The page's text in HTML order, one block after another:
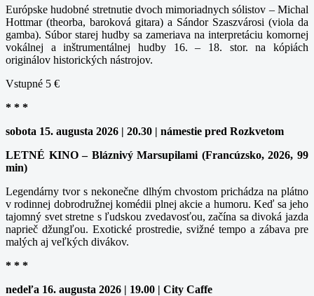
Európske hudobné stretnutie dvoch mimoriadnych sólistov – Michal
Hottmar (theorba, baroková gitara) a Sándor Szaszvárosi (viola da
gamba). Súbor starej hudby sa zameriava na interpretáciu komornej
vokálnej a inštrumentálnej hudby 16. – 18. stor. na kópiách
originálov historických nástrojov.
Vstupné 5 €
* * *
sobota 15. augusta 2026 | 20.30 | námestie pred Rozkvetom
LETNÉ KINO – Bláznivý Marsupilami (Francúzsko, 2026, 99
min)
Legendárny tvor s nekonečne dlhým chvostom prichádza na plátno
v rodinnej dobrodružnej komédii plnej akcie a humoru. Keď sa jeho
tajomný svet stretne s ľudskou zvedavosťou, začína sa divoká jazda
naprieč džungľou. Exotické prostredie, svižné tempo a zábava pre
malých aj veľkých divákov.
* * *
nedeľa 16. augusta 2026 | 19.00 | City Caffe